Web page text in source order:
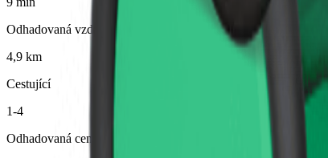
Odhadovaná vzdálenost
4,9 km
Cestující
1-4
Odhadovaná cena